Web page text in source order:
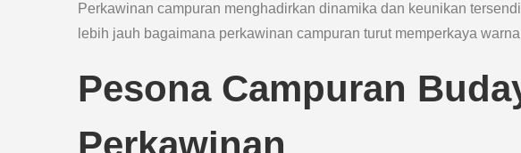
Perkawinan campuran menghadirkan dinamika dan keunikan
lebih jauh bagaimana perkawinan campuran turut memperkaya
Pesona Campuran
Perkawinan